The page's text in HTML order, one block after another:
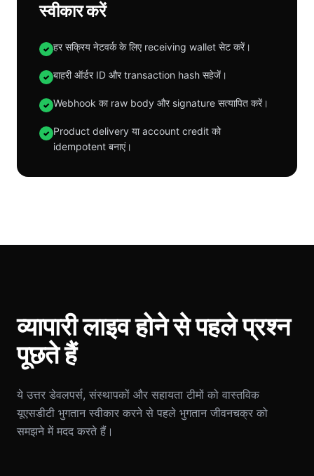
स्वीकार करें
✓ हर सक्रिय नेटवर्क के लिए receiving wallet सेट करें।
✓ बाहरी ऑर्डर ID और transaction hash सहेजें।
✓ Webhook का raw body और signature सत्यापित करें।
✓ Product delivery या account credit को
idempotent बनाएं।
व्यापारी लाइव होने से पहले प्रश्न
पूछते हैं
ये उत्तर डेवलपर्स, संस्थापकों और सहायता टीमों को वास्तविक
यूएसडीटी भुगतान स्वीकार करने से पहले भुगतान जीवनचक्र को
समझने में मदद करते हैं।